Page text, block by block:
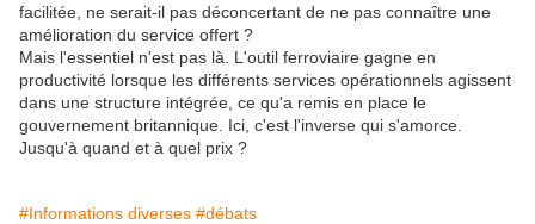
facilitée, ne serait-il pas déconcertant de ne pas connaître une
amélioration du service offert ?
Mais l'essentiel n'est pas là. L'outil ferroviaire gagne en
productivité lorsque les différents services opérationnels agissent
dans une structure intégrée, ce qu'a remis en place le
gouvernement britannique. Ici, c'est l'inverse qui s'amorce.
Jusqu'à quand et à quel prix ?
#Informations diverses #débats